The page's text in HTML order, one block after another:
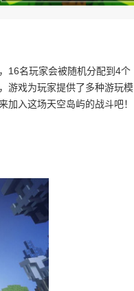
16名玩家会被随机分配到4个
游戏为玩家提供了多种游玩模
入这场天空岛屿的战斗吧！